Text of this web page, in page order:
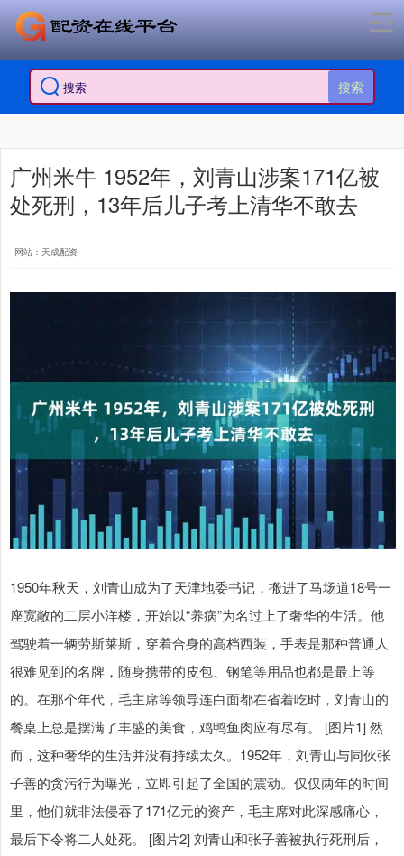
搜索
广州米牛 1952年，刘青山涉案171亿被
处死刑，13年后儿子考上清华不敢去
网站：天成配资
1950年秋天，刘青山成为了天津地委书记，搬进了马场道18号一
座宽敞的二层小洋楼，开始以“养病”为名过上了奢华的生活。他
驾驶着一辆劳斯莱斯，穿着合身的高档西装，手表是那种普通人
很难见到的名牌，随身携带的皮包、钢笔等用品也都是最上等
的。在那个年代，毛主席等领导连白面都在省着吃时，刘青山的
餐桌上总是摆满了丰盛的美食，鸡鸭鱼肉应有尽有。 [图片1] 然
而，这种奢华的生活并没有持续太久。1952年，刘青山与同伙张
子善的贪污行为曝光，立即引起了全国的震动。仅仅两年的时间
里，他们就非法侵吞了171亿元的资产，毛主席对此深感痛心，
最后下令将二人处死。 [图片2] 刘青山和张子善被执行死刑后，